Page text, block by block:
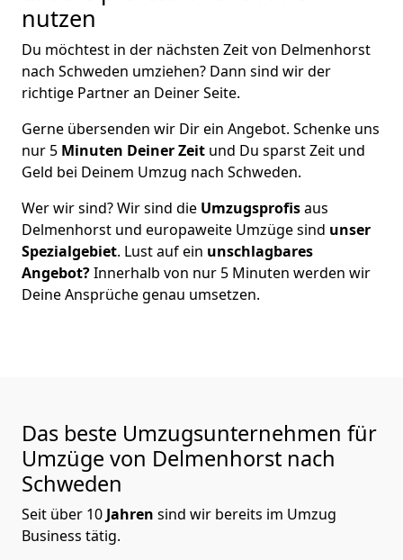
nutzen
Du möchtest in der nächsten Zeit von Delmenhorst
nach Schweden umziehen? Dann sind wir der
richtige Partner an Deiner Seite.
Gerne übersenden wir Dir ein Angebot. Schenke uns
nur 5 Minuten Deiner Zeit und Du sparst Zeit und
Geld bei Deinem Umzug nach Schweden.
Wer wir sind? Wir sind die Umzugsprofisaus
Delmenhorst und europaweite Umzüge sind unser
Spezialgebiet. Lust auf ein unschlagbares
Angebot?Innerhalb von nur 5 Minuten werden wir
Deine Ansprüche genau umsetzen.
Das beste Umzugsunternehmen für
Umzüge von Delmenhorst nach
Schweden
Seit über 10 Jahren sind wir bereits im Umzug
Business tätig.